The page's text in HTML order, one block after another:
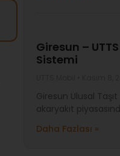
Giresun –
Sistemi
Giresun Ulusal
akaryakıt
Daha Fazlası »